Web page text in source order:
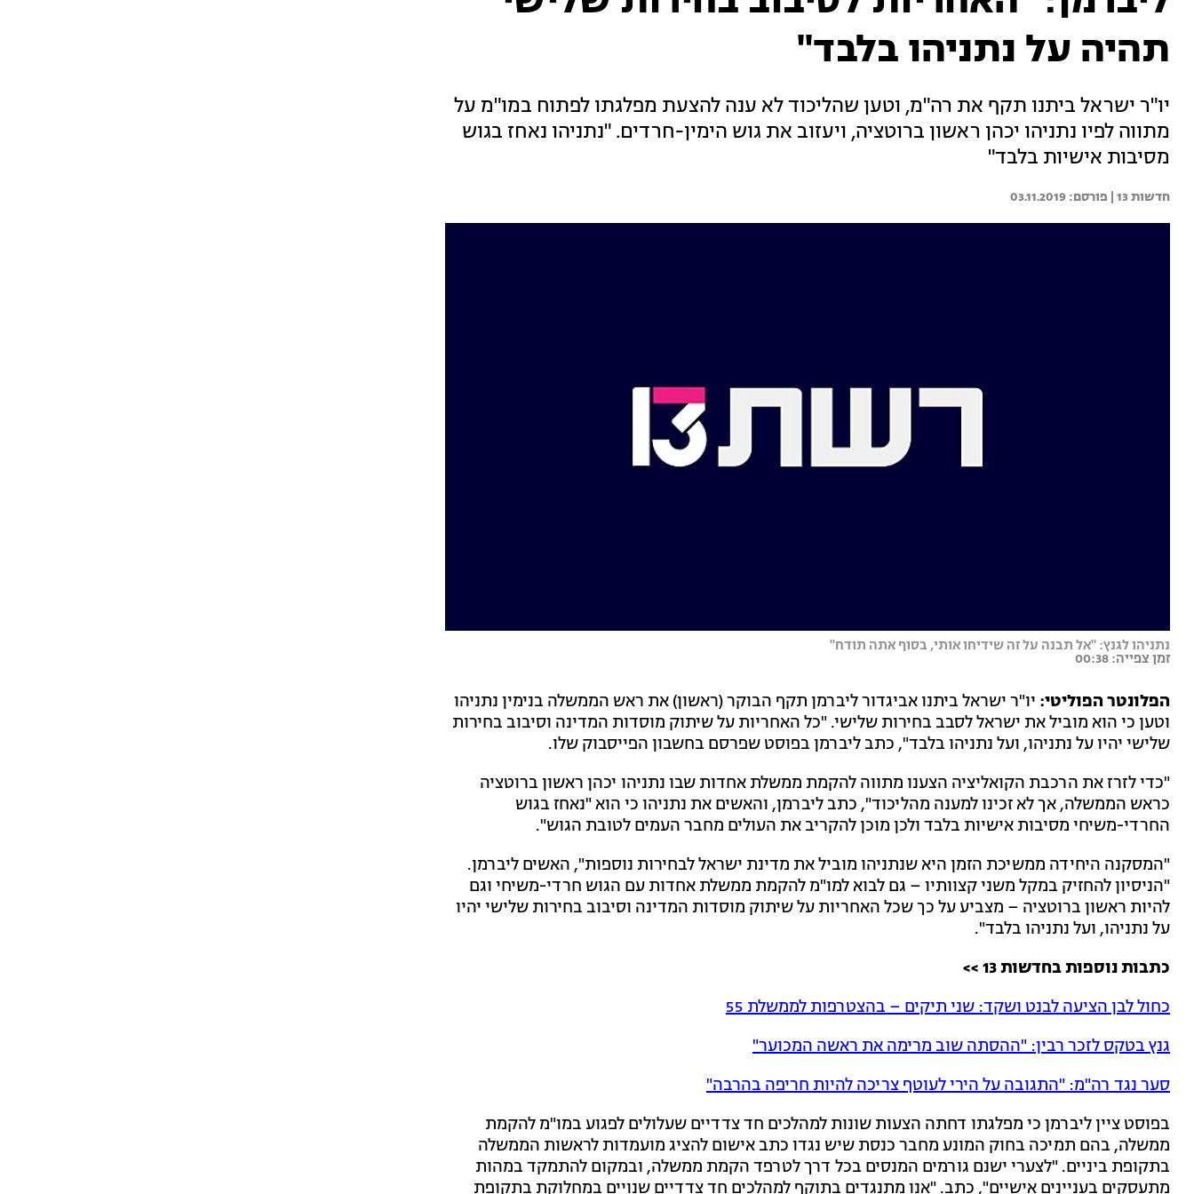
תהיה על נתניהו בלבד"
יו"ר ישראל ביתנו תקף את רה"מ, וטען שהליכוד לא ענה להצעת מפלגתו לפתוח במו"מ על
מתווה לפיו נתניהו יכהן ראשון ברוטציה, ויעזוב את גוש הימין-חרדים. "נתניהו נאחז בגוש
מסיבות אישיות בלבד"
חדשות 13 | 03.11.2019
נתניהו לגנץ: "אל תבנה על זה שידיחו אותי, בסוף אתה תודח"
זמן צפייה: 00:38
הפלונטר הפוליטי: יו"ר ישראל ביתנו אביגדור ליברמן תקף הבוקר (ראשון) את ראש הממשלה בנימין נתניהו
וטען כי הוא מוביל את ישראל לסבב בחירות שלישי. "כל האחריות על שיתוק מוסדות המדינה וסיבוב בחירות
שלישי יהיו על נתניהו, ועל נתניהו בלבד", כתב ליברמן בפוסט שפרסם בחשבון הפייסבוק שלו.
"כדי לזרז את הרכבת הקואליציה הצענו מתווה להקמת ממשלת אחדות שבו נתניהו יכהן ראשון ברוטציה
כראש הממשלה, אך לא זכינו למענה מהליכוד", כתב ליברמן, והאשים את נתניהו כי הוא "נאחז בגוש
החרדי-משיחי מסיבות אישיות בלבד ולכן מוכן להקריב את העולים מחבר העמים לטובת הגוש".
"המסקנה היחידה ממשיכת הזמן היא שנתניהו מוביל את מדינת ישראל לבחירות נוספות", האשים ליברמן.
"הניסיון להחזיק במקל משני קצוותיו – גם לבוא למו"מ להקמת ממשלת אחדות עם הגוש חרדי-משיחי וגם
להיות ראשון ברוטציה – מצביע על כך שכל האחריות על שיתוק מוסדות המדינה וסיבוב בחירות שלישי יהיו
על נתניהו, ועל נתניהו בלבד".
כתבות נוספות בחדשות 13 >>
כחול לבן הציעה לבנט ושקד: שני תיקים – בהצטרפות לממשלת 55
גנץ בטקס לזכר רבין: "ההסתה שוב מרימה את ראשה המכוער"
סער נגד רה"מ: "התגובה על הירי לעוטף צריכה להיות חריפה בהרבה"
בפוסט ציין ליברמן כי מפלגתו דחתה הצעות שונות למהלכים חד צדדיים שעלולים לפגוע במו"מ להקמת
ממשלה, בהם תמיכה בחוק המונע מחבר כנסת שיש נגדו כתב אישום להציג מועמדות לראשות הממשלה
בתקופת ביניים. "לצערי ישנם גורמים המנסים בכל דרך לטרפד הקמת ממשלה, ובמקום להתמקד במהות
מתעסקים בעניינים אישיים", כתב. "אנו מתנגדים בתוקף למהלכים חד צדדיים שנויים במחלוקת בתקופת